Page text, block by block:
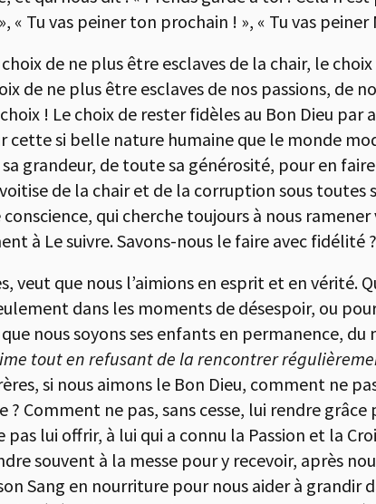
« Tu vas peiner ton prochain ! », « Tu vas
de ne plus être esclaves de la chair, le
de ne plus être esclaves de nos passions, de
! Le choix de rester fidèles au Bon Dieu
cette si belle nature humaine que le monde
grandeur, de toute sa générosité, pour en
de la chair et de la corruption sous toutes
qui cherche toujours à nous
à Le suivre. Savons-nous le faire avec fidélité ?
veut que nous l’aimions en esprit et en vérité.
dans les moments de désespoir, ou
nous soyons ses enfants en permanence, du
tout en refusant de la rencontrer
si nous aimons le Bon Dieu, comment ne
Comment ne pas, sans cesse, lui rendre
lui offrir, à lui qui a connu la Passion et la
souvent à la messe pour y recevoir, après
Sang en nourriture pour nous aider à